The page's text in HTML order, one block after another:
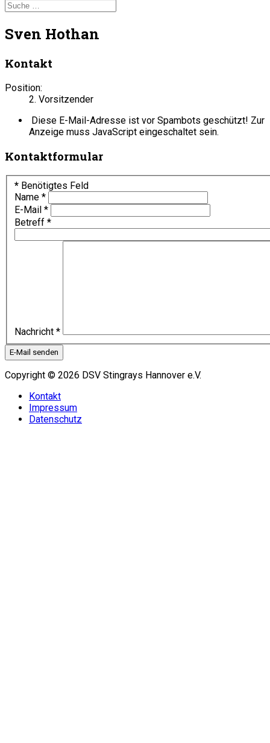
Sven Hothan
Kontakt
Position:
2. Vorsitzender
Diese E-Mail-Adresse ist vor Spambots geschützt! Zur
Anzeige muss JavaScript eingeschaltet sein.
Kontaktformular
* Benötigtes Feld
Name *
E-Mail *
Betreff *
Nachricht *
E-Mail senden
Copyright © 2026 DSV Stingrays Hannover e.V.
Kontakt
Impressum
Datenschutz